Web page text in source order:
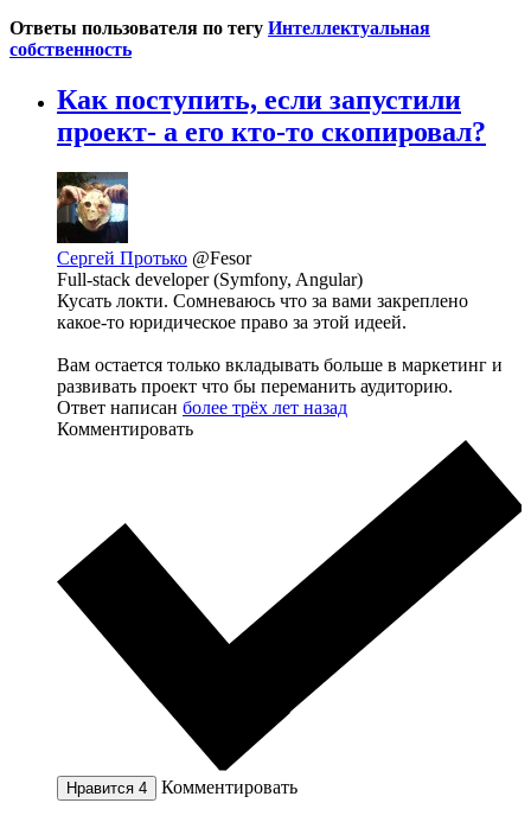
Ответы пользователя по тегу Интеллектуальная
собственность
Как поступить, если запустили
проект- а его кто-то скопировал?
Сергей Протько @Fesor
Full-stack developer (Symfony, Angular)
Кусать локти. Сомневаюсь что за вами закреплено
какое-то юридическое право за этой идеей.
Вам остается только вкладывать больше в маркетинг и
развивать проект что бы переманить аудиторию.
Ответ написан более трёх лет назад
Комментировать
Нравится 4 Комментировать